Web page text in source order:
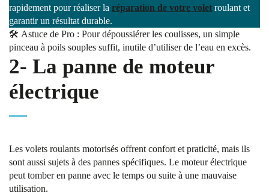
rapidement pour réaliser la réparation de votre volet roulant et
garantir un résultat durable.
🛠️ Astuce de Pro : Pour dépoussiérer les coulisses, un simple
pinceau à poils souples suffit, inutile d’utiliser de l’eau en excès.
2- La panne de moteur
électrique
Les volets roulants motorisés offrent confort et praticité, mais ils
sont aussi sujets à des pannes spécifiques. Le moteur électrique
peut tomber en panne avec le temps ou suite à une mauvaise
utilisation.